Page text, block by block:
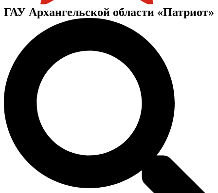
ГАУ Архангельской области «Патриот»